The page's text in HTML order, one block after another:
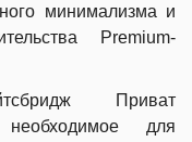
минимализма и
Premium-
Приват
для